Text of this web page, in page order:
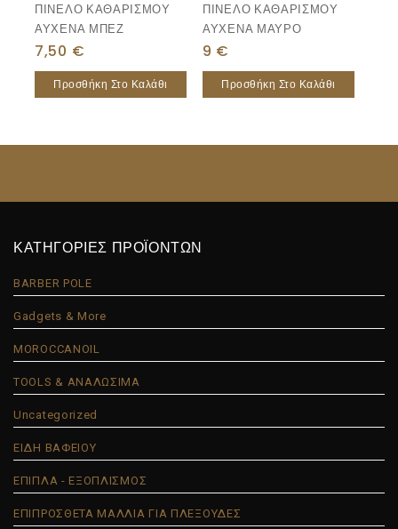
ΠΙΝΕΛΟ ΚΑΘΑΡΙΣΜΟΥ
ΑΥΧΕΝΑ ΜΠΕΖ
7,50 €
Προσθήκη Στο Καλάθι
ΠΙΝΕΛΟ ΚΑΘΑΡΙΣΜΟΥ
ΑΥΧΕΝΑ ΜΑΥΡΟ
9 €
Προσθήκη Στο Καλάθι
ΚΑΤΗΓΟΡΙΕΣ ΠΡΟΪΟΝΤΩΝ
BARBER POLE
Gadgets & More
MOROCCANOIL
TOOLS & ΑΝΑΛΩΣΙΜΑ
Uncategorized
ΕΙΔΗ ΒΑΦΕΙΟΥ
ΕΠΙΠΛΑ - ΕΞΟΠΛΙΣΜΟΣ
ΕΠΙΠΡΟΣΘΕΤΑ ΜΑΛΛΙΑ ΓΙΑ ΠΛΕΞΟΥΔΕΣ